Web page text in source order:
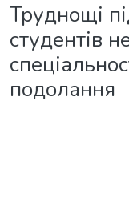
Труднощі
студентів
подолання